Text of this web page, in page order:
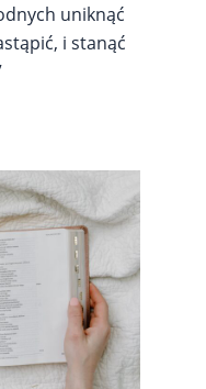
uniknąć
i stanąć